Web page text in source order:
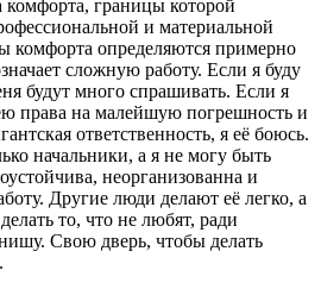
комфорта, границы которой
и материальной
комфорта определяются примерно
сложную работу. Если я буду
будут много спрашивать. Если я
права на малейшую погрешность и
ответственность, я её боюсь.
начальники, а я не могу быть
неорганизованна и
Другие люди делают её легко, а
то, что не любят, ради
Свою дверь, чтобы делать